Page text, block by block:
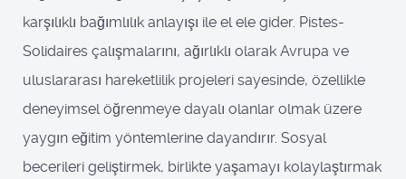
karşılıklı bağımlılık anlayışı ile el ele gider. Pistes-
Solidaires çalışmalarını, ağırlıklı olarak Avrupa ve
uluslararası hareketlilik projeleri sayesinde, özellikle
deneyimsel öğrenmeye dayalı olanlar olmak üzere
yaygın eğitim yöntemlerine dayandırır. Sosyal
becerileri geliştirmek, birlikte yaşamayı kolaylaştırmak